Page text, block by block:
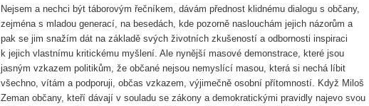
Nejsem a nechci být táborovým řečníkem, dávám přednost klidnému dialogu s občany,
zejména s mladou generací, na besedách, kde pozorně naslouchám jejich názorům a
pak se jim snažím dát na základě svých životních zkušeností a odbornosti inspiraci
k jejich vlastnímu kritickému myšlení. Ale nynější masové demonstrace, které jsou
jasným vzkazem politikům, že občané nejsou nemyslící masou, která si nechá líbit
všechno, vítám a podporuji, občas vzkazem, výjimečně osobní přítomností. Když Miloš
Zeman občany, kteří dávají v souladu se zákony a demokratickými pravidly najevo svou